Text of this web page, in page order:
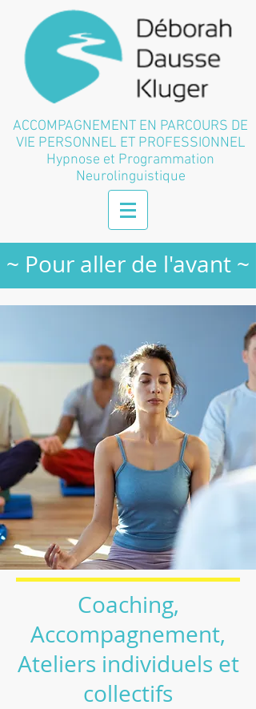
~ Pour aller de l'avant ~
ACCOMPAGNEMENT EN PARCOURS DE
VIE PERSONNEL ET PROFESSIONNEL
Hypnose et Programmation
Neurolinguistique
Coaching,
Accompagnement,
Ateliers individuels et
collectifs